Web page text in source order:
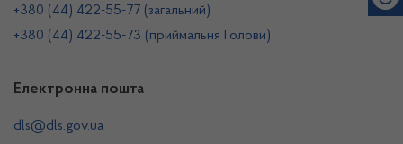
+380 (44) 422-55-77 (загальний)
+380 (44) 422-55-73 (приймальня Голови)
Електронна пошта
dls@dls.gov.ua